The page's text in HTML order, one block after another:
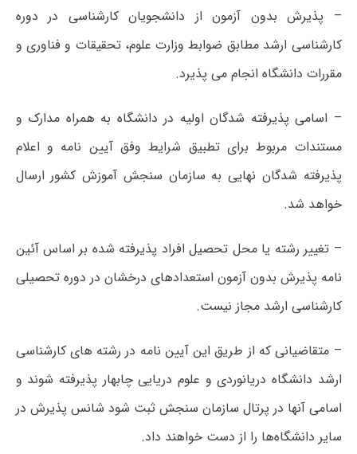
– پذیرش بدون آزمون از دانشجویان کارشناسی در دوره
کارشناسی ارشد مطابق ضوابط وزارت علوم، تحقیقات و فناوری و
مقررات دانشگاه انجام می پذیرد.
– اسامی پذیرفته شدگان اولیه در دانشگاه به همراه مدارک و
مستندات مربوط برای تطبیق شرایط وفق آیین نامه و اعلام
پذیرفته شدگان نهایی به سازمان سنجش آموزش کشور ارسال
خواهد شد.
– تغییر رشته یا محل تحصیل افراد پذیرفته شده بر اساس آئین
نامه پذیرش بدون آزمون استعدادهای درخشان در دوره تحصیلی
کارشناسی ارشد مجاز نیست.
– متقاضیانی که از طریق این آیین نامه در رشته های کارشناسی
ارشد دانشگاه دریانوردی و علوم دریایی چابهار پذیرفته شوند و
اسامی آنها در پرتال سازمان سنجش ثبت شود شانس پذیرش در
سایر دانشگاه‌ها را از دست خواهند داد.